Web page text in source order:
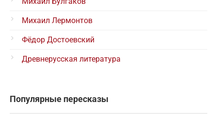
Михаил Лермонтов
Фёдор Достоевский
Древнерусская литература
Популярные пересказы